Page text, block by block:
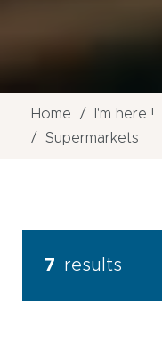
Home I'm here !
Supermarkets
7 results